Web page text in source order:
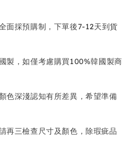
面採預購制，下單後7-12天到貨
製，如僅考慮購買100%韓國製商
色深淺認知有所差異，希望準備
再三檢查尺寸及顏色，除瑕疵品